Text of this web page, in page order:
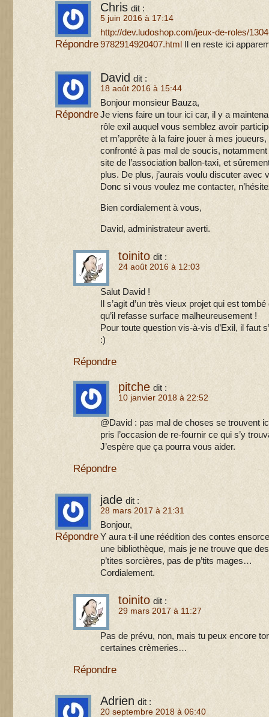
Chris dit :
5 juin 2016 à 17:14
http://dev.ludoshop.com/jeux-de-roles/
9782914920407.html
Il en reste ici
Répondre
David dit :
18 août 2016 à 15:44
Bonjour monsieur Bauza,
Je viens faire un tour ici car, il y a
rôle exil auquel vous semblez avoir
et m’apprête à la faire jouer à mes
confronté à pas mal de soucis, notamment
site de l’association ballon-taxi, et
plus. De plus, j’aurais voulu discuter avec
Donc si vous voulez me contacter,
Bien cordialement à vous,
David, administrateur averti.
Répondre
toinito dit :
24 août 2016 à 12:03
Salut David !
Il s’agit d’un très vieux projet qui est
qu’il refasse surface malheureusement !
Pour toute question vis-à-vis d’Exil, il faut
:)
Répondre
pitche dit :
10 janvier 2018 à 22:52
@David : pas mal de choses se trouvent
pris l’occasion de re-fournir ce qui s’y
J’espère que ça pourra vous aider.
Répondre
jade dit :
28 mars 2017 à 21:31
Bonjour,
Y aura t-il une réédition des contes
une bibliothèque, mais je ne trouve que
p’tites sorcières, pas de p’tits mages…
Cordialement.
Répondre
toinito dit :
29 mars 2017 à 11:27
Pas de prévu, non, mais tu peux encore
certaines crèmeries…
Répondre
Adrien dit :
20 septembre 2018 à 06:40